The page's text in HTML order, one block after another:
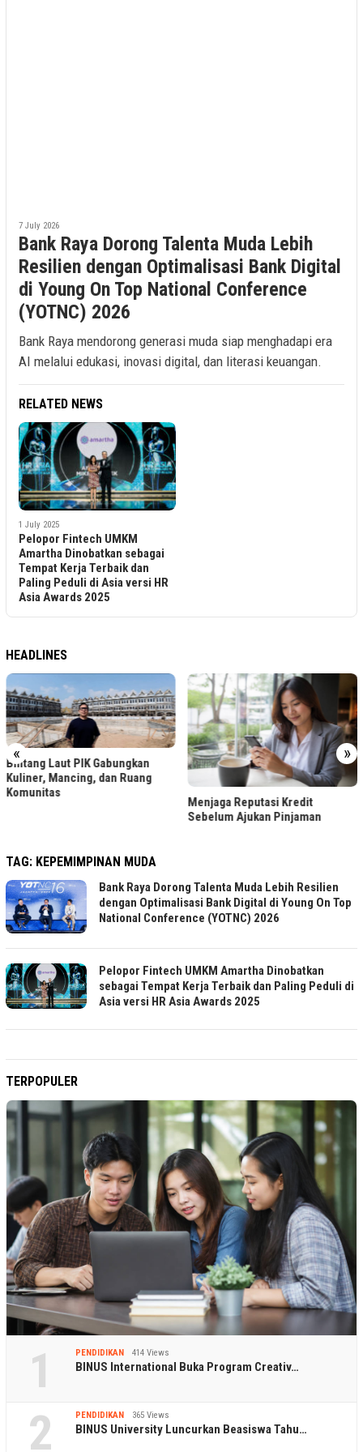
7 July 2026
Bank Raya Dorong Talenta Muda Lebih
Resilien dengan Optimalisasi Bank Digital
di Young On Top National Conference
(YOTNC) 2026
Bank Raya mendorong generasi muda siap menghadapi era
AI melalui edukasi, inovasi digital, dan literasi keuangan.
RELATED NEWS
1 July 2025
Pelopor Fintech UMKM
Amartha Dinobatkan sebagai
Tempat Kerja Terbaik dan
Paling Peduli di Asia versi HR
Asia Awards 2025
HEADLINES
« »
Bintang Laut PIK Gabungkan
Kuliner, Mancing, dan Ruang
Komunitas
Menjaga Reputasi Kredit
Sebelum Ajukan Pinjaman
TAG: KEPEMIMPINAN MUDA
Bank Raya Dorong Talenta Muda Lebih Resilien
dengan Optimalisasi Bank Digital di Young On Top
National Conference (YOTNC) 2026
Pelopor Fintech UMKM Amartha Dinobatkan
sebagai Tempat Kerja Terbaik dan Paling Peduli di
Asia versi HR Asia Awards 2025
TERPOPULER
1 PENDIDIKAN 414 Views
BINUS International Buka Program Creativ…
2 PENDIDIKAN 365 Views
BINUS University Luncurkan Beasiswa Tahu…